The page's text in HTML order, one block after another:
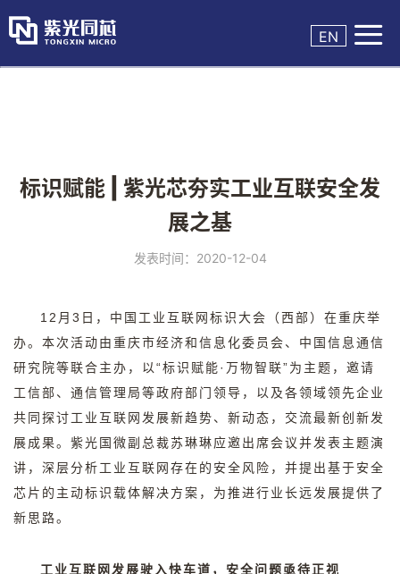
EN 
标识赋能 | 紫光芯夯实工业互联安全发
展之基
发表时间：2020-12-04
12 月 3 日，中国工业互联网标识大会（西部）在重庆举
办。本次活动由重庆市经济和信息化委员会、中国信息通信
研究院等联合主办，以 “标识赋能· 万物智联”为主题，邀请
工信部、通信管理局等政府部门领导，以及各领域领先企业
共同探讨工业互联网发展新趋势、新动态，交流最新创新发
展成果。紫光国微副总裁苏琳琳应邀出席会议并发表主题演
讲，深层分析工业互联网存在的安全风险，并提出基于安全
芯片的主动标识载体解决方案，为推进行业长远发展提供了
新思路。
工业互联网发展驶入快车道，安全问题亟待正视